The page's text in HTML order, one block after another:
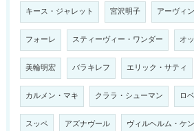
キース・ジャレット 宮沢明子 アーヴィ
フォーレ スティーヴィー・ワンダー オ
美輪明宏 バラキレフ エリック・サティ
カルメン・マキ クララ・シューマン ロ
スッペ アズナヴール ヴィルヘルム・ケ